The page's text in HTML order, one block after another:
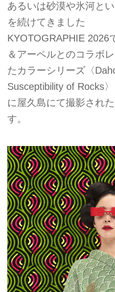
あるいは砂漠や氷河と
を続けてきました
KYOTOGRAPHIE 2026
＆アーペルとのコラボ
たカラーシリーズ〈
Susceptibility of Rocks
に屋久島にて撮影され
す。